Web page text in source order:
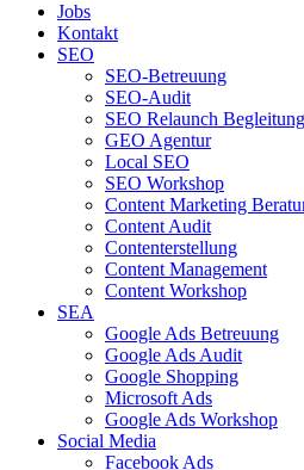
Jobs
Kontakt
SEO
SEO-Betreuung
SEO-Audit
SEO Relaunch Begleitung
GEO Agentur
Local SEO
SEO Workshop
Content Marketing
Content Audit
Contenterstellung
Content Management
Content Workshop
SEA
Google Ads Betreuung
Google Ads Audit
Google Shopping
Microsoft Ads
Google Ads Workshop
Social Media
Facebook Ads